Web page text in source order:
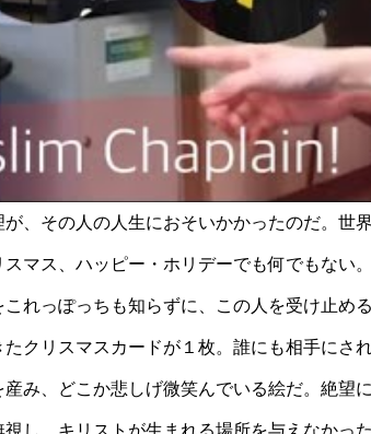
、その人の人生におそいかかったのだ。世
マス、ハッピー・ホリデーでも何でもない
れっぽっちも知らずに、この人を受け止め
クリスマスカードが１枚。誰にも相手にさ
み、どこか悲しげ微笑んでいる絵だ。絶望
し、キリストが生まれる場所を与えなかっ